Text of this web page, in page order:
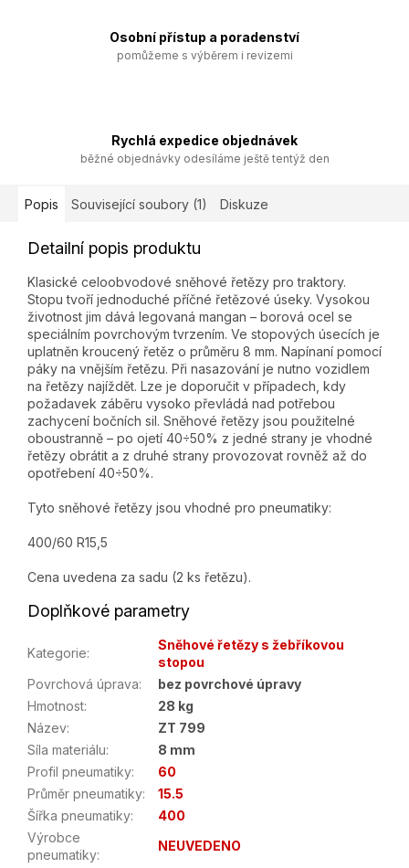
Osobní přístup a poradenství
pomůžeme s výběrem i revizemi
Rychlá expedice objednávek
běžné objednávky odesíláme ještě tentýž den
Popis Související soubory (1) Diskuze
Detailní popis produktu
Klasické celoobvodové sněhové řetězy pro traktory.
Stopu tvoří jednoduché příčné řetězové úseky. Vysokou
životnost jim dává legovaná mangan – borová ocel se
speciálním povrchovým tvrzením. Ve stopových úsecích je
uplatněn kroucený řetěz o průměru 8 mm. Napínaní pomocí
páky na vnějším řetězu. Při nasazování je nutno vozidlem
na řetězy najíždět. Lze je doporučit v případech, kdy
požadavek záběru vysoko převládá nad potřebou
zachycení bočních sil. Sněhové řetězy jsou použitelné
oboustranně – po ojetí 40÷50% z jedné strany je vhodné
řetězy obrátit a z druhé strany provozovat rovněž až do
opotřebení 40÷50%.
Tyto sněhové řetězy jsou vhodné pro pneumatiky:
400/60 R15,5
Cena uvedena za sadu (2 ks řetězu).
Doplňkové parametry
Kategorie:
Sněhové řetězy s žebříkovou
stopou
Povrchová úprava:
bez povrchové úpravy
Hmotnost:
28 kg
Název:
ZT 799
Síla materiálu:
8 mm
Profil pneumatiky:
60
Průměr pneumatiky:
15.5
Šířka pneumatiky:
400
Výrobce
pneumatiky:
NEUVEDENO